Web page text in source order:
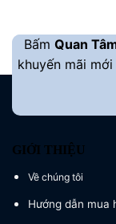
Bấm Quan
khuyến mãi
GIỚI THIỆU
Về chúng tôi
Hướng dẫn mua